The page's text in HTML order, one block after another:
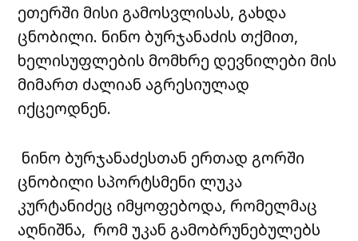
ეთერში მისი გამოსვლისას, გახდა
ცნობილი. ნინო ბურჯანაძის თქმით,
ხელისუფლების მომხრე დევნილები მის
მიმართ ძალიან აგრესიულად
იქცეოდნენ.
ნინო ბურჯანაძესთან ერთად გორში
ცნობილი სპორტსმენი ლუკა
კურტანიძეც იმყოფებოდა, რომელმაც
აღნიშნა, რომ უკან გამობრუნებულებს